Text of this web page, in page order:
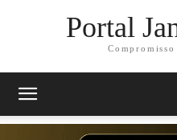
Portal